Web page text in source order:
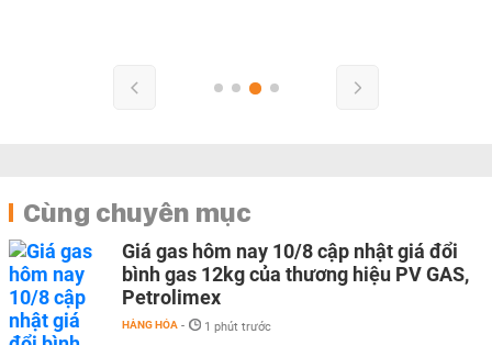
Cùng chuyên mục
Giá gas hôm nay 10/8 cập nhật giá đổi
bình gas 12kg của thương hiệu PV GAS,
Petrolimex
HÀNG HÓA - 1 phút trước